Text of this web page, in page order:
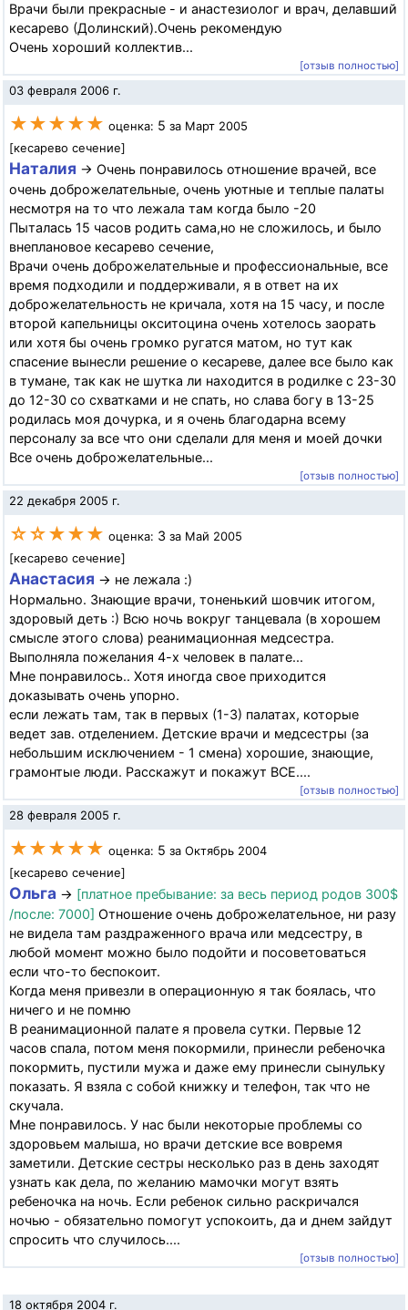
Врачи были прекрасные - и анастезиолог и врач, делавший
кесарево (Долинский).Очень рекомендую
Очень хороший коллектив...
[отзыв полностью]
03 февраля 2006 г.
★★★★★ оценка: 5 за Март 2005
[кесарево сечение]
Наталия → Очень понравилось отношение врачей, все
очень доброжелательные, очень уютные и теплые палаты
несмотря на то что лежала там когда было -20
Пыталась 15 часов родить сама,но не сложилось, и было
внеплановое кесарево сечение,
Врачи очень доброжелательные и профессиональные, все
время подходили и поддерживали, я в ответ на их
доброжелательность не кричала, хотя на 15 часу, и после
второй капельницы окситоцина очень хотелось заорать
или хотя бы очень громко ругатся матом, но тут как
спасение вынесли решение о кесареве, далее все было как
в тумане, так как не шутка ли находится в родилке с 23-30
до 12-30 со схватками и не спать, но слава богу в 13-25
родилась моя дочурка, и я очень благодарна всему
персоналу за все что они сделали для меня и моей дочки
Все очень доброжелательные...
[отзыв полностью]
22 декабря 2005 г.
☆☆★★★ оценка: 3 за Май 2005
[кесарево сечение]
Анастасия → не лежала :)
Нормально. Знающие врачи, тоненький шовчик итогом,
здоровый деть :) Всю ночь вокруг танцевала (в хорошем
смысле этого слова) реанимационная медсестра.
Выполняла пожелания 4-х человек в палате...
Мне понравилось.. Хотя иногда свое приходится
доказывать очень упорно.
если лежать там, так в первых (1-3) палатах, которые
ведет зав. отделением. Детские врачи и медсестры (за
небольшим исключением - 1 смена) хорошие, знающие,
грамонтые люди. Расскажут и покажут ВСЕ....
[отзыв полностью]
28 февраля 2005 г.
★★★★★ оценка: 5 за Октябрь 2004
[кесарево сечение]
Ольга → [платное пребывание: за весь период родов 300$
/после: 7000] Отношение очень доброжелательное, ни разу
не видела там раздраженного врача или медсестру, в
любой момент можно было подойти и посоветоваться
если что-то беспокоит.
Когда меня привезли в операционную я так боялась, что
ничего и не помню
В реанимационной палате я провела сутки. Первые 12
часов спала, потом меня покормили, принесли ребеночка
покормить, пустили мужа и даже ему принесли сынульку
показать. Я взяла с собой книжку и телефон, так что не
скучала.
Мне понравилось. У нас были некоторые проблемы со
здоровьем малыша, но врачи детские все вовремя
заметили. Детские сестры несколько раз в день заходят
узнать как дела, по желанию мамочки могут взять
ребеночка на ночь. Если ребенок сильно раскричался
ночью - обязательно помогут успокоить, да и днем зайдут
спросить что случилось....
[отзыв полностью]
18 октября 2004 г.